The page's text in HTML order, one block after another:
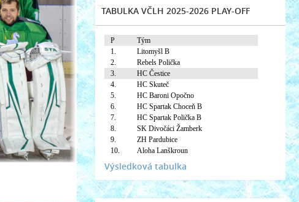
TABULKA VČLH 2025-2026 PLAY-OFF
P
Tým
1.
Litomyšl B
2.
Rebels Polička
3.
HC Čestice
4.
HC Skuteč
5.
HC Baroni Opočno
6.
HC Spartak Choceň B
7.
HC Spartak Polička B
8.
SK Divočáci Žamberk
9.
ZH Pardubice
10.
Aloha Lanškroun
Výsledková tabulka